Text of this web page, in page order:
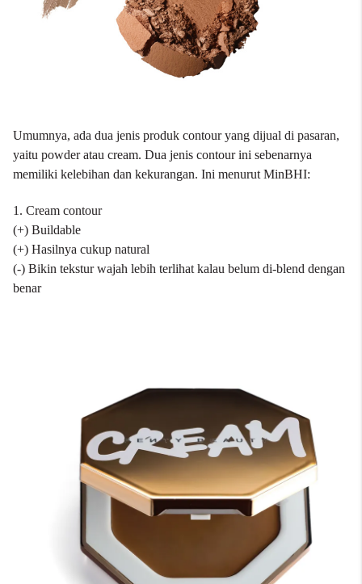
Umumnya, ada dua jenis produk contour yang dijual di pasaran,
yaitu powder atau cream. Dua jenis contour ini sebenarnya
memiliki kelebihan dan kekurangan. Ini menurut MinBHI:
1. Cream contour
(+) Buildable
(+) Hasilnya cukup natural
(-) Bikin tekstur wajah lebih terlihat kalau belum di-blend dengan
benar